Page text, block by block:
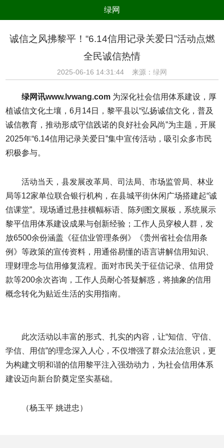
绿网
美食 健康
电器 数码
环境保护 节能减排 绿色产业 污染防治
诚信之风拂黎平！“6.14信用记录关爱日”活动点燃
全民诚信热情
2025-06-16 14:31:44 来源： 绿网
绿网讯www.lvwang.com 为深化社会信用体系建设，厚
植诚信文化土壤，6月14日，黎平县以“弘扬诚信文化，普及
诚信教育，推动形成守信践诺的良好社会风尚”为主题，开展
2025年“6.14信用记录关爱日”集中宣传活动，吸引众多市民
积极参与。
活动当天，县发展改革局、司法局、市场监管局、林业
局等12家单位联合银行机构，在县城平街休闲广场搭建起“诚
信课堂”。现场通过悬挂横幅标语、陈列图文展板，系统展示
黎平信用体系建设成果与创新经验；工作人员穿梭人群，发
放6500余份涵盖《征信业管理条例》《贵州省社会信用条
例》等政策的宣传资料，用通俗易懂的语言讲解信用知识、
理财理念与信用修复流程。面对市民关于征信记录、信用贷
款等200余次咨询，工作人员耐心答疑解惑，将抽象的信用
概念转化为贴近生活的实用指南。
此次活动以丰富的形式、扎实的内容，让“知信、守信、
学信、用信”的理念深入人心，不仅增强了群众法治意识，更
为构建文明和谐的信用黎平注入强劲动力，为社会信用体系
建设迈向新台阶奠定坚实基础。
（杨玉平 姚进忠）